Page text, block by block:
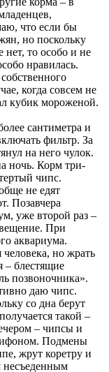
что если бы
но поскольку
нет, то особо и не
нравилась.
когда совсем не
кубик мороженой.
сантиметра и
фильтр. За
на него чулок.
ночь. Корм три-
чипс.
не едят
Позавчера
уже второй раз –
При
аквариума.
но жрать
– блестящие
позвоночника».
даю чипс.
со дна берут
такой –
– чипсы и
Подмены
жрут коретру и
несъеденным